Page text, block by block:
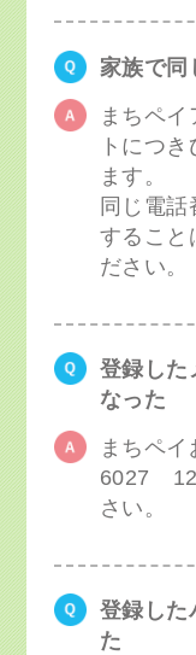
家族で同
まちペ
トにつ
ます。
同じ電
すること
ださい。
登録した
なった
まちペ
6027 12
さい。
登録した
た